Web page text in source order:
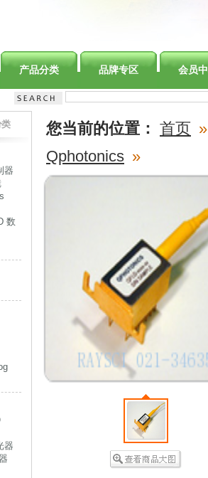
产品分类 品牌专区 会员
器
数
器
您当前的位置： 首页 »
Qphotonics »